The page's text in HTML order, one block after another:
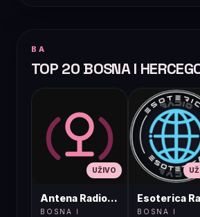
BA
TOP 20 BOSNA I
UŽIVO
Antena Radio, Jelah Tešanj
BOSNA I
Esoterica
BOSNA I